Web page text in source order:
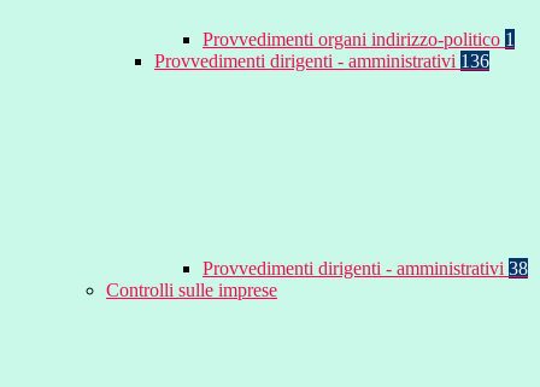
Provvedimenti organi indirizzo-politico 1
Provvedimenti dirigenti - amministrativi 136
Provvedimenti dirigenti - amministrativi 38
Controlli sulle imprese